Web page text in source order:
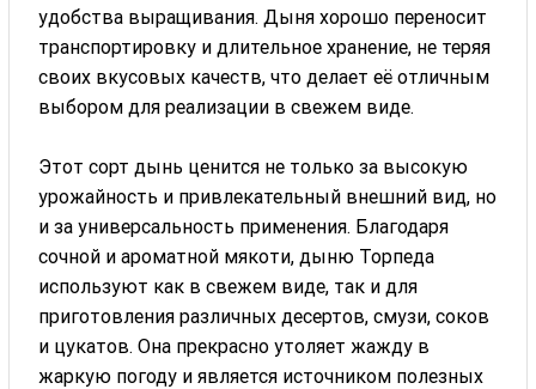
удобства выращивания. Дыня хорошо переносит
транспортировку и длительное хранение, не теряя
своих вкусовых качеств, что делает её отличным
выбором для реализации в свежем виде.
Этот сорт дынь ценится не только за высокую
урожайность и привлекательный внешний вид, но
и за универсальность применения. Благодаря
сочной и ароматной мякоти, дыню Торпеда
используют как в свежем виде, так и для
приготовления различных десертов, смузи, соков
и цукатов. Она прекрасно утоляет жажду в
жаркую погоду и является источником полезных